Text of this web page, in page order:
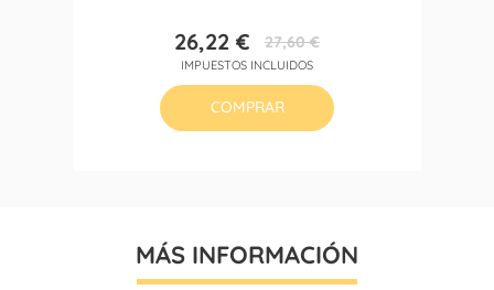
Precio
26,22 €Precio
base
27,60 €
IMPUESTOS INCLUIDOS
COMPRAR
MÁS INFORMACIÓN